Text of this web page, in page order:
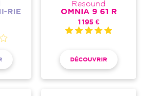
RIE
Resound
OMNIA 9 61 R
1 195 €
DÉCOUVRIR